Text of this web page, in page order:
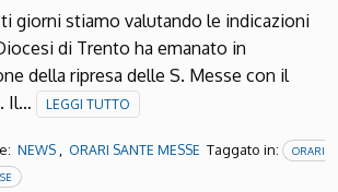
giorni stiamo valutando le indicazioni
di Trento ha emanato in
della ripresa delle S. Messe con il
Il…
LEGGI TUTTO
NEWS ORARI SANTE MESSE Taggato in:
ORARI